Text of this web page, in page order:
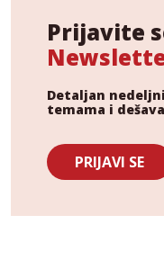
Prijavite
Detaljan
temama i
PRIJAVI SE